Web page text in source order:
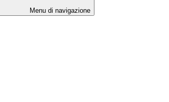
Menu di navigazione